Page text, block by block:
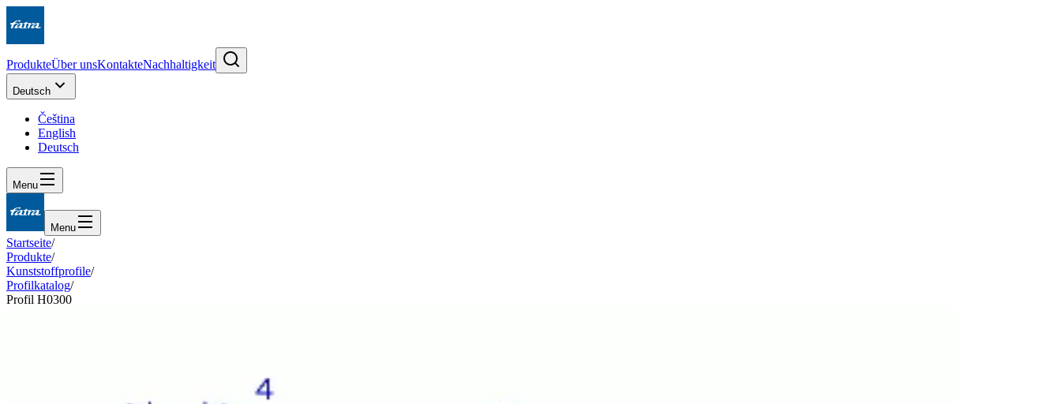
ProdukteÜber unsKontakteNachhaltigkeit
Deutsch
Čeština
English
Deutsch
Menu
Menu
Startseite/
Produkte/
Kunststoffprofile/
Profilkatalog/
Profil H0300